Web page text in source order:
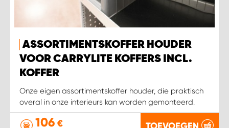
ASSORTIMENTSKOFFER HOUDER
VOOR CARRYLITE KOFFERS INCL.
KOFFER
Onze eigen assortimentskoffer houder, die praktisch
overal in onze interieurs kan worden gemonteerd.
106 €
WORK SYSTEM KOOTWIJKERBROEK
WORK SYSTEM LOPIK AUTOSERVICE BENSCHOP
WORK SYSTEM LOPIK GARAGE STUIVENBERG